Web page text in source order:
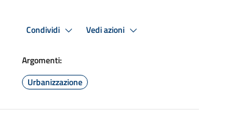
Condividi Vedi azioni
Argomenti:
Urbanizzazione